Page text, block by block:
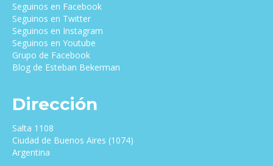
Seguinos en Facebook
Seguinos en Twitter
Seguinos en Instagram
Seguinos en Youtube
Grupo de Facebook
Blog de Esteban Bekerman
Dirección
Salta 1108
Ciudad de Buenos Aires (1074)
Argentina